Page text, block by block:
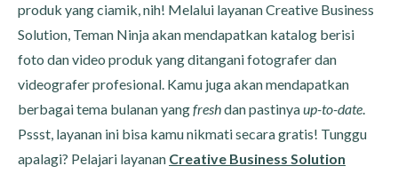
produk yang ciamik, nih! Melalui layanan Creative Business
Solution, Teman Ninja akan mendapatkan katalog berisi
foto dan video produk yang ditangani fotografer dan
videografer profesional. Kamu juga akan mendapatkan
berbagai tema bulanan yangfreshdan pastinyaup-to-date.
Pssst, layanan ini bisa kamu nikmati secara gratis! Tunggu
apalagi? Pelajari layanan Creative Business Solution